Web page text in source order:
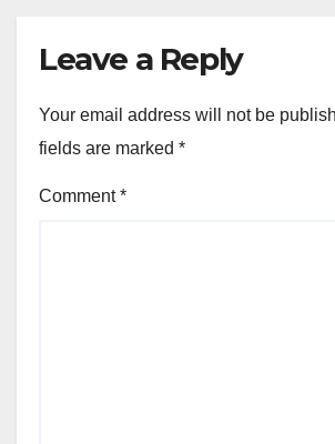
Leave a Reply
Your email address will not be
fields are marked *
Comment*